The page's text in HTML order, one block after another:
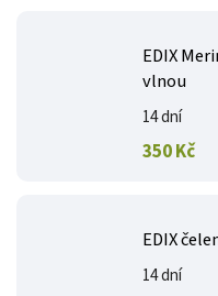
EDIX
vlnou
14 dní
350 Kč
EDIX
14 dní